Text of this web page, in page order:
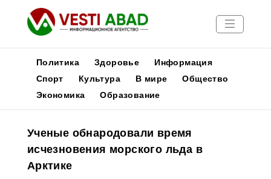
Новости
Медиа
Афиша
Политика Здоровье
Информация
Спорт
Культура В мире
Общество
Экономика
Образование
Ученые обнародовали время
исчезновения морского льда в
Арктике